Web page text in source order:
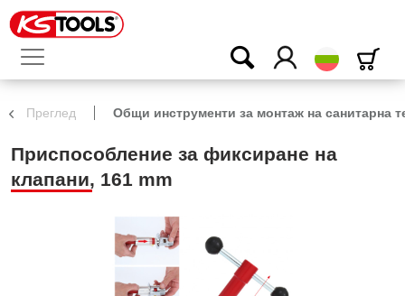
български
Преглед Общи инструменти за монтаж на санитарна
Приспособление за фиксиране на
клапани, 161 mm